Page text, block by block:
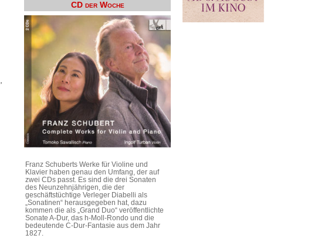
CD der Woche
Franz Schuberts Werke für Violine und
Klavier haben genau den Umfang, der auf
zwei CDs passt. Es sind die drei Sonaten
des Neunzehnjährigen, die der
geschäftstüchtige Verleger Diabelli als
„Sonatinen“ herausgegeben hat, dazu
kommen die als „Grand Duo“ veröffentlichte
Sonate A-Dur, das h-Moll-Rondo und die
bedeutende C-Dur-Fantasie aus dem Jahr
1827.